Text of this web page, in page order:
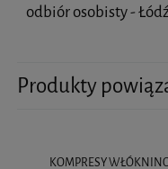
odbiór osobisty - Łódź
Produkty
KOMPRESY